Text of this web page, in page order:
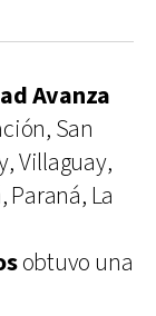
Avanza
San
Villaguay,
Paraná, La
obtuvo una